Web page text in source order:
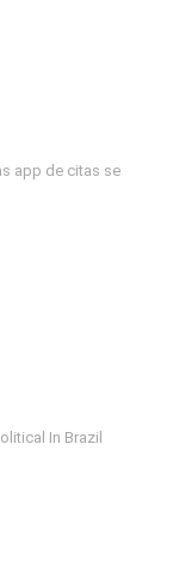
app de citas se
In Brazil